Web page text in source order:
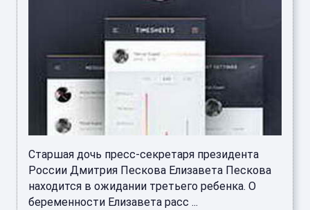
Старшая дочь пресс-секретаря президента
России Дмитрия Пескова Елизавета Пескова
находится в ожидании третьего ребенка. О
беременности Елизавета расс ...